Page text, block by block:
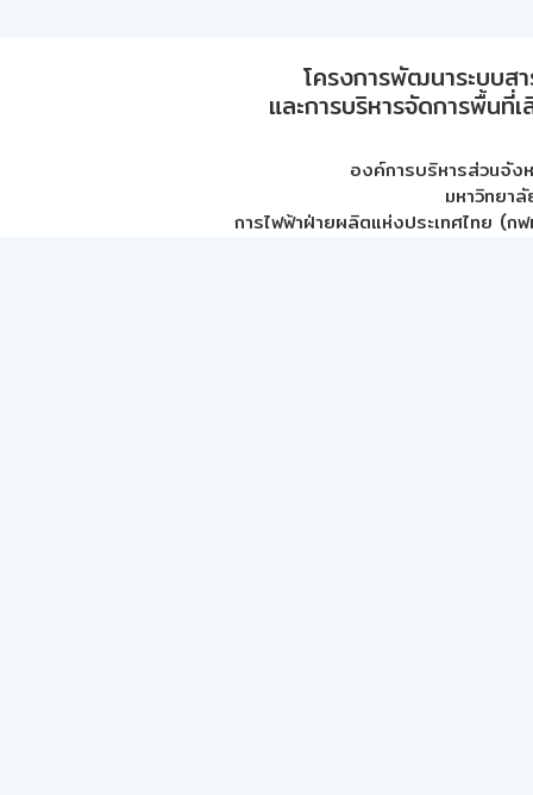
โครงการพัฒนาระบบส
และการบริหารจัดการพื้นที่
องค์การบริหารส่วนจัง
มหาวิทยา
การไฟฟ้าฝ่ายผลิตแห่งประเทศไทย (กฟ